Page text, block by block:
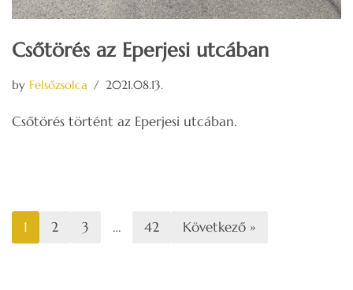
Csőtörés az Eperjesi utcában
by Felsőzsolca 2021.08.13.
Csőtörés történt az Eperjesi utcában.
1 2 3 … 42 Következő »